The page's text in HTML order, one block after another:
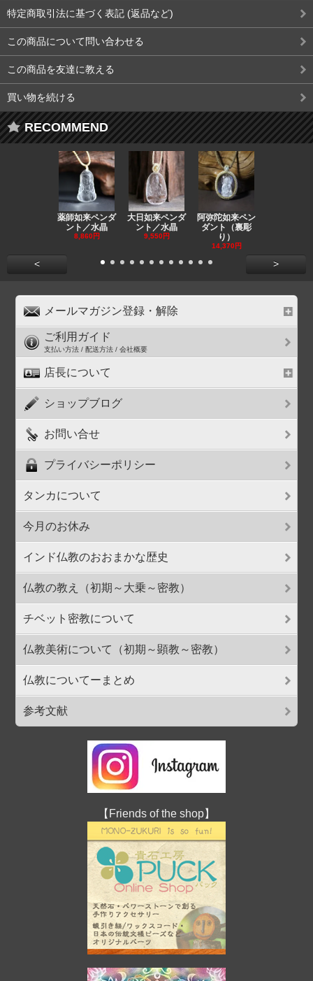
特定商取引法に基づく表記 (返品など)
この商品について問い合わせる
この商品を友達に教える
買い物を続ける
RECOMMEND
薬師如来ペンダ
ント／水晶
8,860円
大日如来ペンダ
ント／水晶
9,550円
阿弥陀如来ペン
ダント（裏彫
り）
14,370円
< >
メールマガジン登録・解除
ご利用ガイド
支払い方法 / 配送方法 / 会社概要
店長について
ショップブログ
お問い合せ
プライバシーポリシー
タンカについて
今月のお休み
インド仏教のおおまかな歴史
仏教の教え（初期～大乗～密教）
チベット密教について
仏教美術について（初期～顕教～密教）
仏教についてーまとめ
参考文献
【Friends of the shop】